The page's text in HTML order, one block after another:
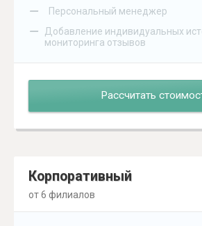
– Персональный менеджер
–
Добавление индивидуальных
мониторинга отзывов
Рассчитать
Корпоративный
от 6 филиалов